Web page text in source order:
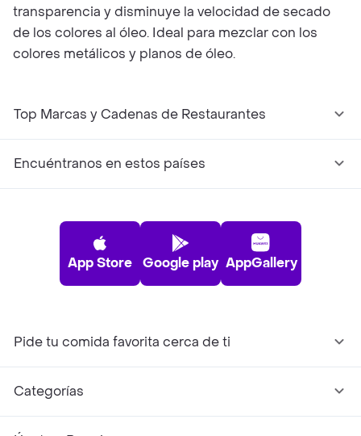
transparencia y disminuye la velocidad de secado
de los colores al óleo. Ideal para mezclar con los
colores metálicos y planos de óleo.
Top Marcas y Cadenas de Restaurantes
Encuéntranos en estos países
App Store Google play AppGallery
Pide tu comida favorita cerca de ti
Categorías